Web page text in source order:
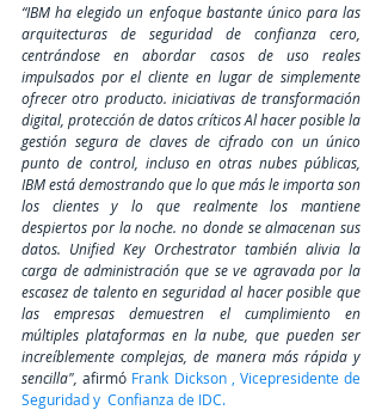
“IBM ha elegido un enfoque bastante único para las
arquitecturas de seguridad de confianza cero,
centrándose en abordar casos de uso reales
impulsados ​​por el cliente en lugar de simplemente
ofrecer otro producto. iniciativas de transformación
digital, protección de datos críticos Al hacer posible la
gestión segura de claves de cifrado con un único
punto de control, incluso en otras nubes públicas,
IBM está demostrando que lo que más le importa son
los clientes y lo que realmente los mantiene
despiertos por la noche. no donde se almacenan sus
datos. Unified Key Orchestrator también alivia la
carga de administración que se ve agravada por la
escasez de talento en seguridad al hacer posible que
las empresas demuestren el cumplimiento en
múltiples plataformas en la nube, que pueden ser
increíblemente complejas, de manera más rápida y
sencilla", afirmó Frank Dickson , Vicepresidente de
Seguridad y  Confianza de IDC.